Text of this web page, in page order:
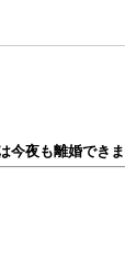
今夜も離婚でき